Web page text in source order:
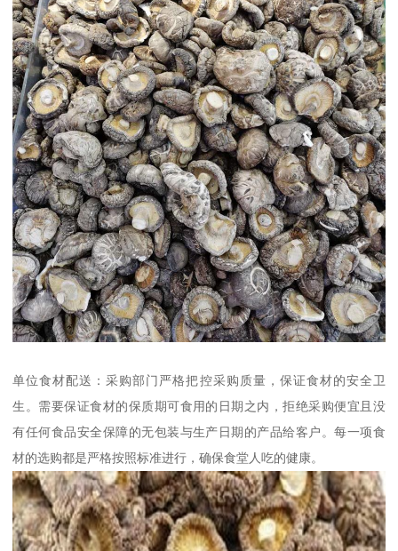
单位食材配送：采购部门严格把控采购质量，保证食材的安全卫
生。需要保证食材的保质期可食用的日期之内，拒绝采购便宜且没
有任何食品安全保障的无包装与生产日期的产品给客户。每一项食
材的选购都是严格按照标准进行，确保食堂人吃的健康。